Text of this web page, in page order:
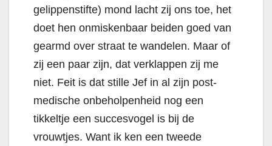
gelippenstifte) mond lacht zij ons toe, het
doet hen onmiskenbaar beiden goed van
gearmd over straat te wandelen. Maar of
zij een paar zijn, dat verklappen zij me
niet. Feit is dat stille Jef in al zijn post-
medische onbeholpenheid nog een
tikkeltje een succesvogel is bij de
vrouwtjes. Want ik ken een tweede